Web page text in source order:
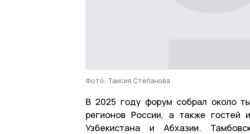
Фото: Таисия Степанова
В 2025 году форум собрал около
регионов России, а также гостей
Узбекистана и Абхазии.